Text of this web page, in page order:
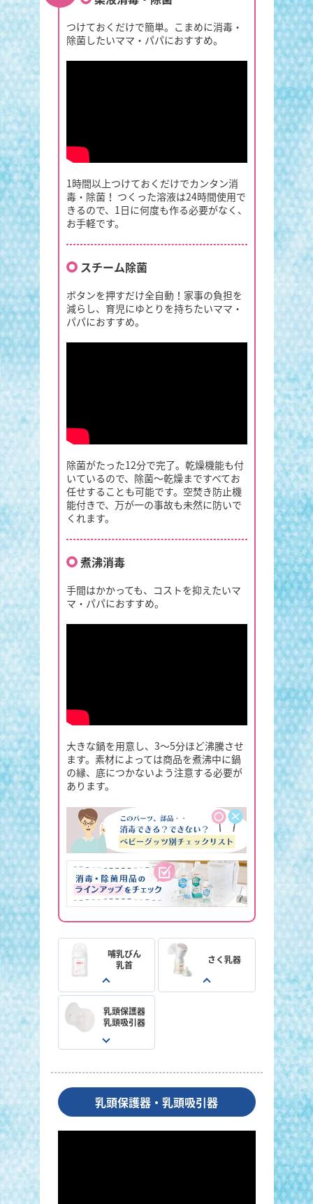
つけておくだけで簡単。こまめに消毒・
除菌したいママ・パパにおすすめ。
1時間以上つけておくだけでカンタン消
毒・除菌！ つくった溶液は24時間使用で
きるので、1日に何度も作る必要がなく、
お手軽です。
スチーム除菌
ボタンを押すだけ全自動！家事の負担を
減らし、育児にゆとりを持ちたいママ・
パパにおすすめ。
除菌がたった12分で完了。乾燥機能も付
いているので、除菌～乾燥まですべてお
任せすることも可能です。空焚き防止機
能付きで、万が一の事故も未然に防いで
くれます。
煮沸消毒
手間はかかっても、コストを抑えたいマ
マ・パパにおすすめ。
大きな鍋を用意し、3～5分ほど沸騰させ
ます。素材によっては商品を煮沸中に鍋
の縁、底につかないよう注意する必要が
あります。
哺乳びん
乳首
さく乳器
乳頭保護器
乳頭吸引器
乳頭保護器・乳頭吸引器